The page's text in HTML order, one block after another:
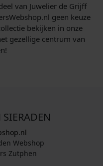
van Juwelier de Grijff
geen keuze
bekijken in onze
gezellige centrum van
Webshop
Zutphen